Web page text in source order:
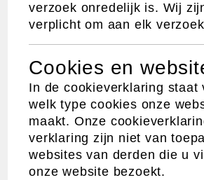
verzoek onredelijk is. Wij
verplicht om aan elk
Cookies en
In de cookieverklaring staat
welk type cookies onze
maakt. Onze
verklaring zijn niet van
websites van derden die u
onze website bezoekt.